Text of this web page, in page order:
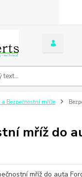
Bezpečnostní mříže
mříž do